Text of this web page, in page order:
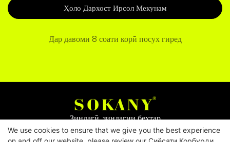
Ҳоло Дархост Ирсол Мекунам
Дар давоми 8 соати корӣ посух гиред
Зиндагӣ, зиндагии беҳтар
We use cookies to ensure that we give you the best experience